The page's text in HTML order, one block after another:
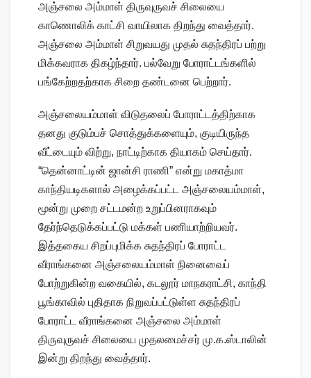
அஞ்சலை அம்மாள் திருவுருவச் சிலையை
காணொலிக் காட்சி வாயிலாக திறந்து வைத்தார்.
அஞ்சலை அம்மாள் சிறுவயது முதல் சுதந்திரப் பற்று
மிக்கவராக திகழ்ந்தார். பல்வேறு போராட்டங்களில்
பங்கேற்றதற்காக சிறை தண்டனை பெற்றார்.
அஞ்சலையம்மாள் விடுதலைப் போராட்டத்திற்காக
தனது குடும்பச் சொத்துக்களையும், குடியிருந்த
வீட்டையும் விற்று, நாட்டிற்காக தியாகம் செய்தார்.
“தென்னாட்டின் ஜான்சி ராணி” என்று மகாத்மா
காந்தியடிகளால் அழைக்கப்பட்ட அஞ்சலையம்மாள்,
மூன்று முறை சட்டமன்ற உறுப்பினராகவும்
தேர்ந்தெடுக்கப்பட்டு மக்கள் பணியாற்றியவர்.
இத்தகைய சிறப்புமிக்க சுதந்திரப் போராட்ட
வீராங்கனை அஞ்சலையம்மாள் நினைவைப்
போற்றுகின்ற வகையில், கடலூர் மாநகராட்சி, காந்தி
பூங்காவில் புதிதாக நிறுவப்பட்டுள்ள சுதந்திரப்
போராட்ட வீராங்கனை அஞ்சலை அம்மாள்
திருவுருவச் சிலையை முதலமைச்சர் மு.க.ஸ்டாலின்
இன்று திறந்து வைத்தார்.